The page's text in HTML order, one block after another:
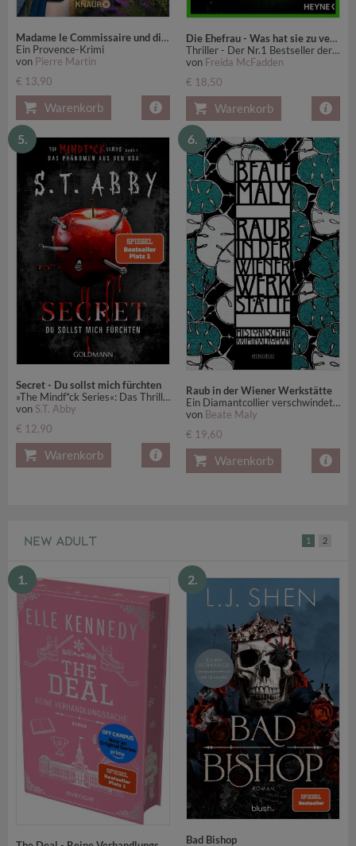
Madame le Commissaire und die tödliche Rallye
Ein Provence-Krimi
von Pierre Martin
€ 13,90
Warenkorb
Die Ehefrau - Was hat sie zu verbergen?
Thriller - Der Nr.1 Bestseller der Weltbestsellerautorin
von Freida McFadden
€ 18,50
Warenkorb
5.
Secret - Du sollst mich fürchten
»The Mindf*ck Series«: Das Thriller-Phänomen - jetzt auf Deutsch!
von S.T. Abby
€ 12,90
Warenkorb
6.
Raub in der Wiener Werkstätte
Ein Diamantcollier verschwindet - und Wien versinkt im Chaos. Band 3 der Erfolgsreihe (Max von Krause & Lili Feigl) - Historischer Kriminalroman
von Beate Maly
€ 19,60
Warenkorb
NEW ADULT 1 2
1. 2.
Bad Bishop